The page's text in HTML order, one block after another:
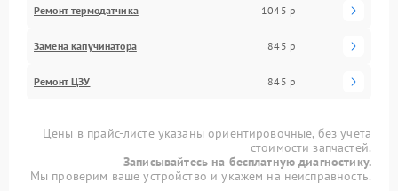
Ремонт термодатчика 1045 р
Замена капучинатора 845 р
Ремонт ЦЗУ 845 р
Цены в прайс-листе указаны ориентировочные, без учета
стоимости запчастей.
Записывайтесь на бесплатную диагностику.
Мы проверим ваше устройство и укажем на неисправность.